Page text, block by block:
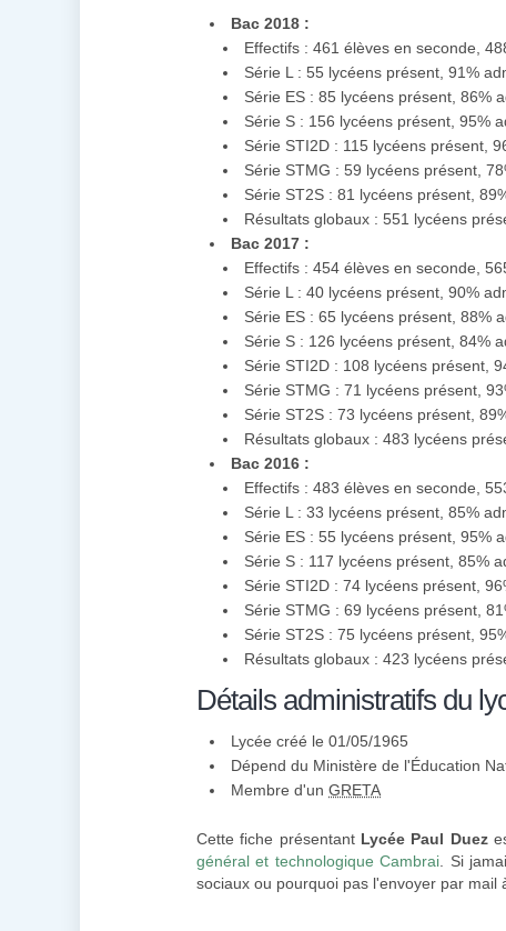
Bac 2018 :
Effectifs : 461 élèves en seconde,
Série L : 55 lycéens présent, 91%
Série ES : 85 lycéens présent, 86%
Série S : 156 lycéens présent, 95%
Série STI2D : 115 lycéens présent,
Série STMG : 59 lycéens présent,
Série ST2S : 81 lycéens présent,
Résultats globaux : 551 lycéens
Bac 2017 :
Effectifs : 454 élèves en seconde,
Série L : 40 lycéens présent, 90%
Série ES : 65 lycéens présent, 88%
Série S : 126 lycéens présent, 84%
Série STI2D : 108 lycéens présent,
Série STMG : 71 lycéens présent,
Série ST2S : 73 lycéens présent,
Résultats globaux : 483 lycéens
Bac 2016 :
Effectifs : 483 élèves en seconde,
Série L : 33 lycéens présent, 85%
Série ES : 55 lycéens présent, 95%
Série S : 117 lycéens présent, 85%
Série STI2D : 74 lycéens présent,
Série STMG : 69 lycéens présent,
Série ST2S : 75 lycéens présent,
Résultats globaux : 423 lycéens
Détails administratifs du
Lycée créé le 01/05/1965
Dépend du Ministère de l'Éducation
Membre d'un GRETA
Cette fiche présentant Lycée Paul Duez
général et technologique Cambrai . Si
sociaux ou pourquoi pas l'envoyer par mail